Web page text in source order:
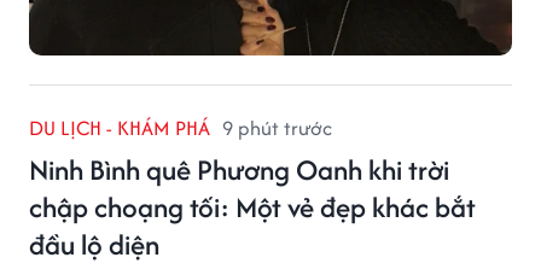
DU LỊCH - KHÁM PHÁ 9 phút trước
Ninh Bình quê Phương Oanh khi trời
chập choạng tối: Một vẻ đẹp khác bắt
đầu lộ diện